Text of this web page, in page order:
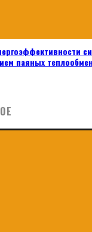
паяных